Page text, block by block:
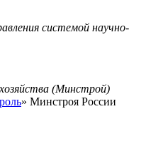
системой научно-
(Минстрой)
» Минстроя России